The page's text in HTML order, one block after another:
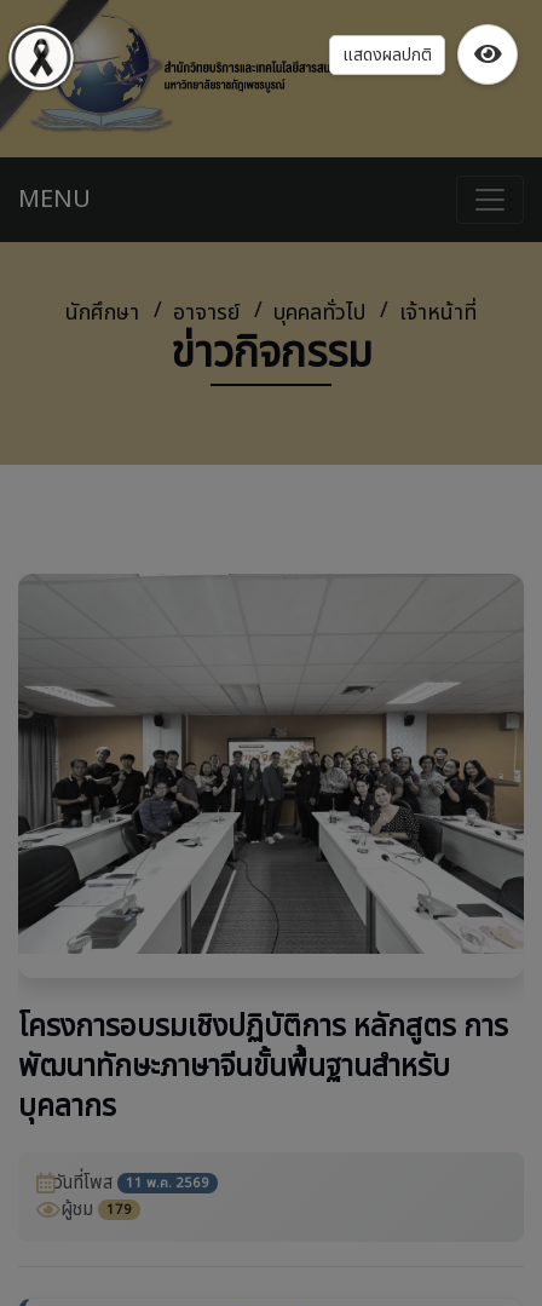
แสดงผลปกติ
MENU
นักศึกษา อาจารย์ บุคคลทั่วไป เจ้าหน้าที่
ข่าวกิจกรรม
โครงการอบรมเชิงปฏิบัติการ หลักสูตร การ
พัฒนาทักษะภาษาจีนขั้นพื้นฐานสำหรับ
บุคลากร
วันที่โพส 11 พ.ค. 2569
ผู้ชม 179